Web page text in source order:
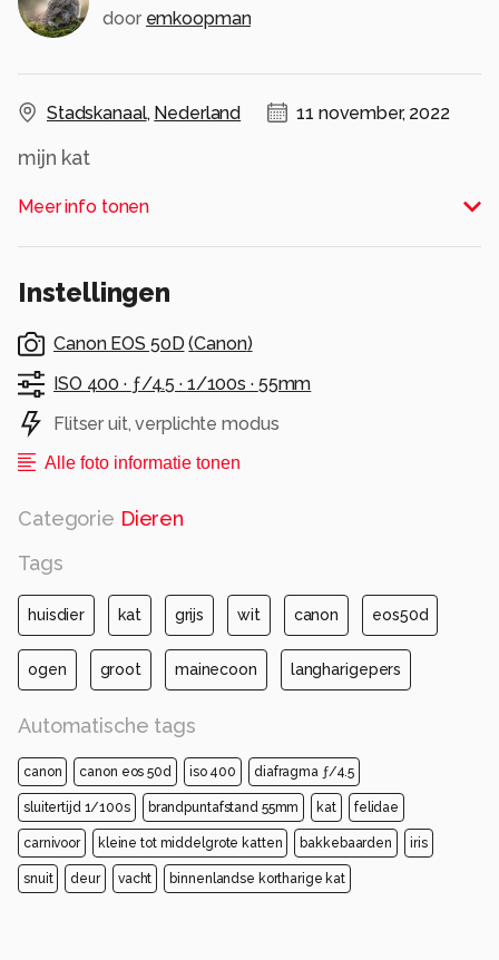
door emkoopman
Stadskanaal, Nederland 11 november, 2022
mijn kat
Alle rechten voorbehouden
Meer info tonen
Instellingen
Canon EOS 50D (Canon)
ISO 400 · ƒ/4.5 · 1/100s · 55mm
Flitser uit, verplichte modus
Alle foto informatie tonen
Categorie Dieren
Tags
huisdier kat grijs wit canon eos50d
ogen groot mainecoon langharigepers
Automatische tags
canon canon eos 50d iso 400 diafragma ƒ/4.5
sluitertijd 1/100s brandpuntafstand 55mm kat felidae
carnivoor kleine tot middelgrote katten bakkebaarden iris
snuit deur vacht binnenlandse kortharige kat